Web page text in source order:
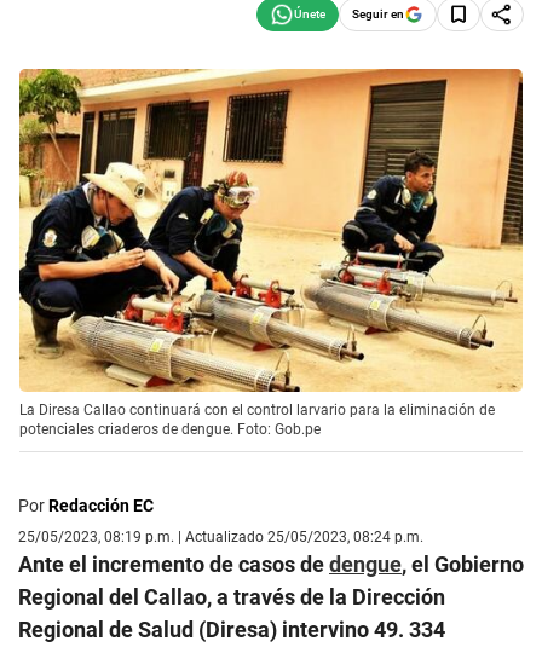
Seguir en
La Diresa Callao continuará con el control larvario para la eliminación de
potenciales criaderos de dengue. Foto: Gob.pe
PorRedacción EC
25/05/2023, 08:19 p.m. | Actualizado 25/05/2023, 08:24 p.m.
Ante el incremento de casos dedengue, el Gobierno
Regional del Callao, a través de la Dirección
Regional de Salud (Diresa) intervino 49. 334